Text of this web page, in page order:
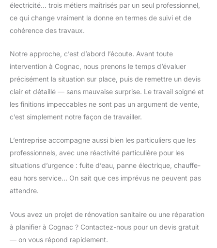
électricité… trois métiers maîtrisés par un seul professionnel,
ce qui change vraiment la donne en termes de suivi et de
cohérence des travaux.
Notre approche, c’est d’abord l’écoute. Avant toute
intervention à Cognac, nous prenons le temps d’évaluer
précisément la situation sur place, puis de remettre un devis
clair et détaillé — sans mauvaise surprise. Le travail soigné et
les finitions impeccables ne sont pas un argument de vente,
c’est simplement notre façon de travailler.
L’entreprise accompagne aussi bien les particuliers que les
professionnels, avec une réactivité particulière pour les
situations d’urgence : fuite d’eau, panne électrique, chauffe-
eau hors service… On sait que ces imprévus ne peuvent pas
attendre.
Vous avez un projet de rénovation sanitaire ou une réparation
à planifier à Cognac ? Contactez-nous pour un devis gratuit
— on vous répond rapidement.